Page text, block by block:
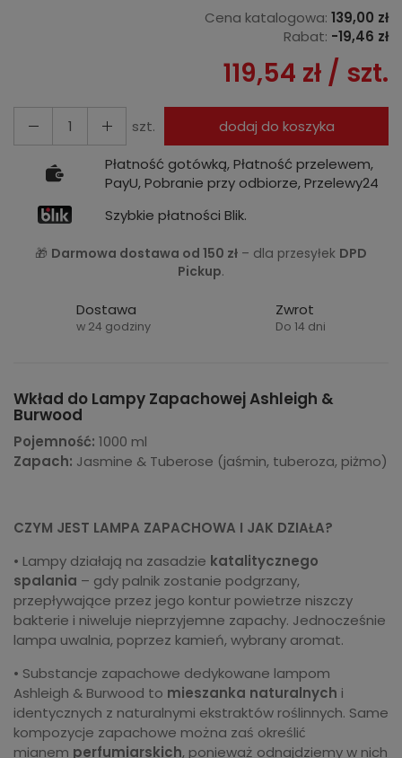
Cena katalogowa: 139,00 zł
Rabat: -19,46 zł
119,54 zł / szt.
szt.
dodaj do koszyka
Płatność gotówką, Płatność przelewem,
PayU, Pobranie przy odbiorze, Przelewy24
Szybkie płatności Blik.
🎁 Darmowa dostawa od 150 zł – dla przesyłek DPD
Pickup.
Dostawa
w 24 godziny
Zwrot
Do 14 dni
Wkład do Lampy Zapachowej Ashleigh &
Burwood
Pojemność: 1000 ml
Zapach: Jasmine & Tuberose (jaśmin, tuberoza, piżmo)
CZYM JEST LAMPA ZAPACHOWA I JAK DZIAŁA?
• Lampy działają na zasadzie katalitycznego
spalania – gdy palnik zostanie podgrzany,
przepływające przez jego kontur powietrze niszczy
bakterie i niweluje nieprzyjemne zapachy. Jednocześnie
lampa uwalnia, poprzez kamień, wybrany aromat.
• Substancje zapachowe dedykowane lampom
Ashleigh & Burwood to mieszanka naturalnych i
identycznych z naturalnymi ekstraktów roślinnych. Same
kompozycje zapachowe można zaś określić
mianem perfumiarskich, ponieważ odnajdziemy w nich